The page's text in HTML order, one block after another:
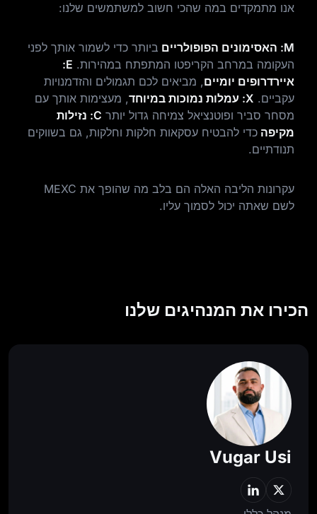
אנו מתמקדים במה שהכי חשוב למשתמשים שלנו:
M: האסימונים הפופולריים
ביותר כדי לשמור אותך לפני
העקומה במרחב הקריפטו המתפתח במהירות.
E:
איירדרופים יומיים, מביאים לכם תגמולים והזדמנויות
עקביים. X: עמלות נמוכות במיוחד
, מעצימות אותך עם
מסחר סביר ופוטנציאל צמיחה גדול יותר
C: נזילות
מקיפה כדי להבטיח עסקאות חלקות וחלקות, גם בשווקים
תנודתיים.
עקרונות הליבה האלה הם בלב מה שהופך את MEXC
לשם שאתה יכול לסמוך עליו.
הכירו את המנהיגים שלנו
Vugar Usi